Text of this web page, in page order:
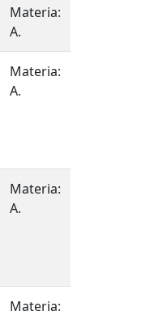
Materia:
A.
Materia:
A.
Materia:
A.
Materia: